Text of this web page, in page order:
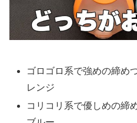
ゴロゴロ系で強めの締め
レンジ
コリコリ系で優しめの締